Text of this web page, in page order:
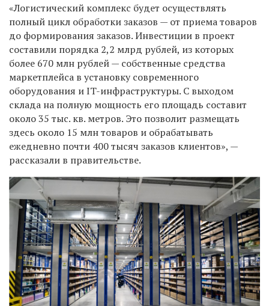
«Логистический комплекс будет осуществлять
полный цикл обработки заказов — от приема товаров
до формирования заказов. Инвестиции в проект
составили порядка 2,2 млрд рублей, из которых
более 670 млн рублей — собственные средства
маркетплейса в установку современного
оборудования и IT-инфраструктуры. С выходом
склада на полную мощность его площадь составит
около 35 тыс. кв. метров. Это позволит размещать
здесь около 15 млн товаров и обрабатывать
ежедневно почти 400 тысяч заказов клиентов», —
рассказали в правительстве.